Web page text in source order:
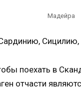
Мадейра
поехать в
отчасти